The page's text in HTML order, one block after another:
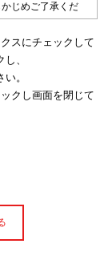
じめご了承くだ
発売された時点
に掲載されてい
品の仕様がその
います。本サイ
の製品の仕様に
や数値等は取扱
なっております
スにチェックして
、
。
クし画面を閉じて